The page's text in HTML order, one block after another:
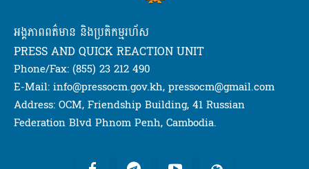
អង្គភាពពត៌មាន និងប្រតិកម្មរហ័ស
PRESS AND QUICK REACTION UNIT
Phone/Fax: (855) 23 212 490
E-Mail: info@pressocm.gov.kh, pressocm@gmail.com
Address: OCM, Friendship Building, 41 Russian
Federation Blvd Phnom Penh, Cambodia.